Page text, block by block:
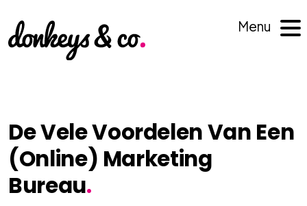
Menu
De Vele Voordelen Van Een
(Online) Marketing
Bureau.